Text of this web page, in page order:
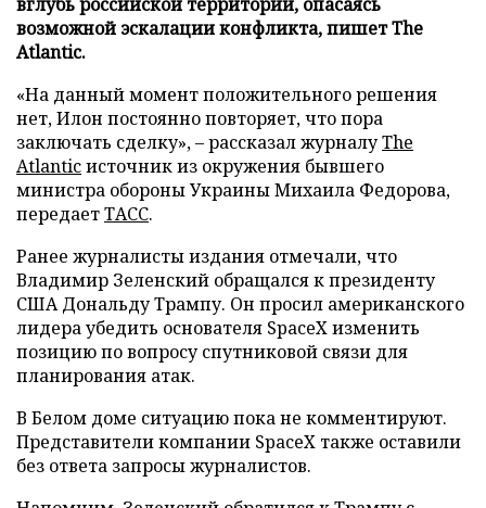
возможной эскалации конфликта, пишет The
Atlantic.
«На данный момент положительного решения
нет, Илон постоянно повторяет, что пора
заключать сделку», – рассказал журналуThe
Atlanticисточник из окружения бывшего
министра обороны Украины Михаила Федорова,
передаетТАСС.
Ранее журналисты издания отмечали, что
Владимир Зеленский обращался к президенту
США Дональду Трампу. Он просил американского
лидера убедить основателя SpaceX изменить
позицию по вопросу спутниковой связи для
планирования атак.
В Белом доме ситуацию пока не комментируют.
Представители компании SpaceX также оставили
без ответа запросы журналистов.